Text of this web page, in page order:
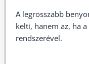
A legrosszabb
kelti, hanem az, ha
rendszerével.